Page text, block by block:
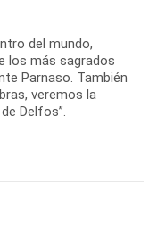
del mundo,
los más sagrados
Parnaso. También
veremos la
Delfos”.